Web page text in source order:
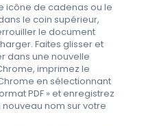
icône de cadenas ou le
le coin supérieur,
le document
Faites glisser et
dans une nouvelle
imprimez le
en sélectionnant
PDF » et enregistrez
nom sur votre